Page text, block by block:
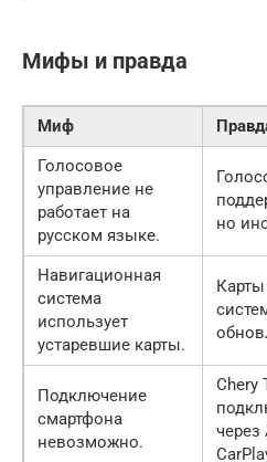
Мифы и правда
Миф
Голосовое
управление не
работает на
русском языке.
но
Навигационная
система
использует
устаревшие карты.
Подключение
смартфона
невозможно.
Chery
через